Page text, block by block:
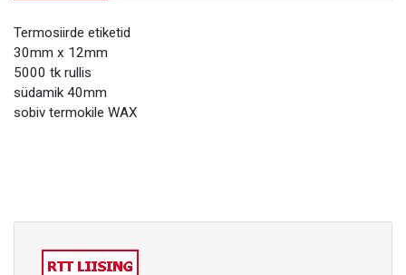
Termosiirde etiketid
30mm x 12mm
5000 tk rullis
südamik 40mm
sobiv termokile WAX